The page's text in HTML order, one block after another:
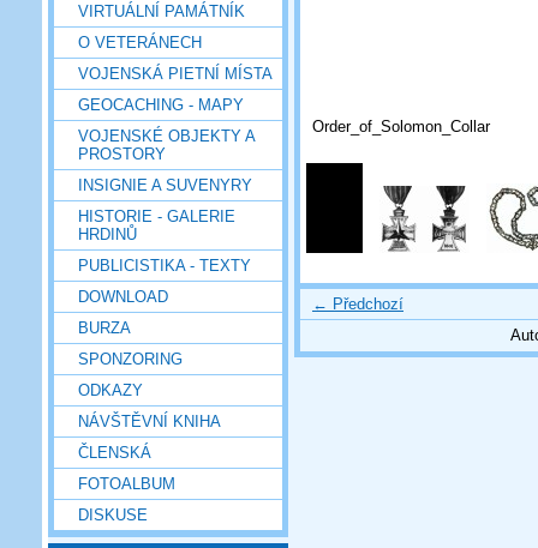
VIRTUÁLNÍ PAMÁTNÍK
O VETERÁNECH
VOJENSKÁ PIETNÍ MÍSTA
GEOCACHING - MAPY
VOJENSKÉ OBJEKTY A
PROSTORY
INSIGNIE A SUVENYRY
HISTORIE - GALERIE
HRDINŮ
PUBLICISTIKA - TEXTY
DOWNLOAD
BURZA
SPONZORING
ODKAZY
NÁVŠTĚVNÍ KNIHA
ČLENSKÁ
FOTOALBUM
DISKUSE
Order_of_Solomon_Collar
← Předchozí